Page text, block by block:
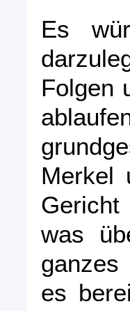
Es
Folgen
Merkel
was
es